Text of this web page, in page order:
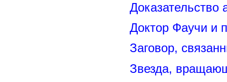
Доказательство
Доктор Фаучи и
Заговор,
Звезда,